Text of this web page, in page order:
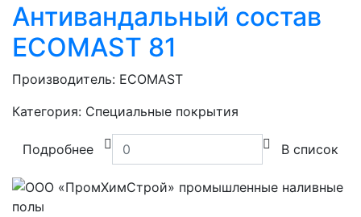
Антивандальный состав
ECOMAST 81
Производитель: ECOMAST
Категория: Специальные покрытия
Подробнее В список